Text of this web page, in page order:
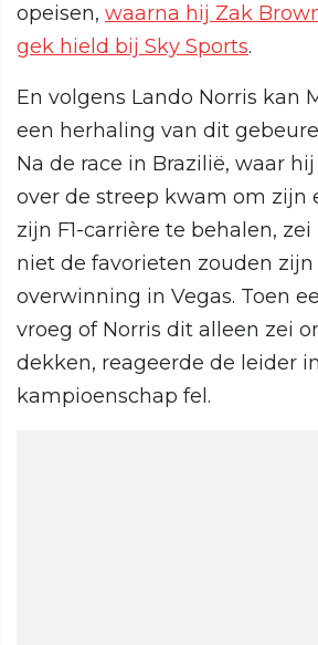
opeisen, waarna hij Zak
gek hield bij Sky Sports.
En volgens Lando Norris kan
een herhaling van dit
Na de race in Brazilië, waar
over de streep kwam om zijn
zijn F1-carrière te behalen,
niet de favorieten zouden zijn
overwinning in Vegas. Toen
vroeg of Norris dit alleen zei
dekken, reageerde de leider
kampioenschap fel.